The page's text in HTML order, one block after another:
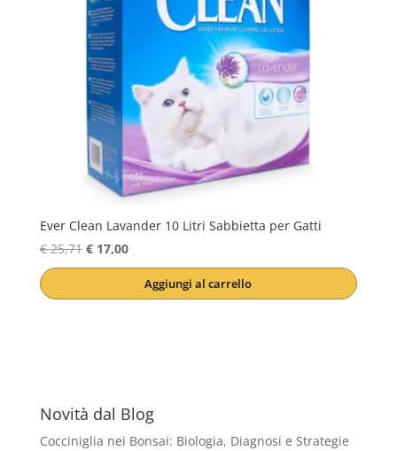
Ever Clean Lavander 10 Litri Sabbietta per Gatti
€25,71 Il
prezzo
€17,00Il
prezzo
attuale
Aggiungi al carrello
Novità dal Blog
Cocciniglia nei Bonsai: Biologia, Diagnosi e Strategie